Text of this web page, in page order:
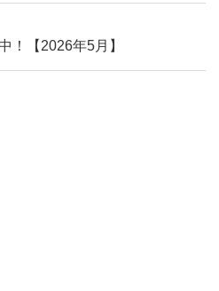
！【2026年5月】